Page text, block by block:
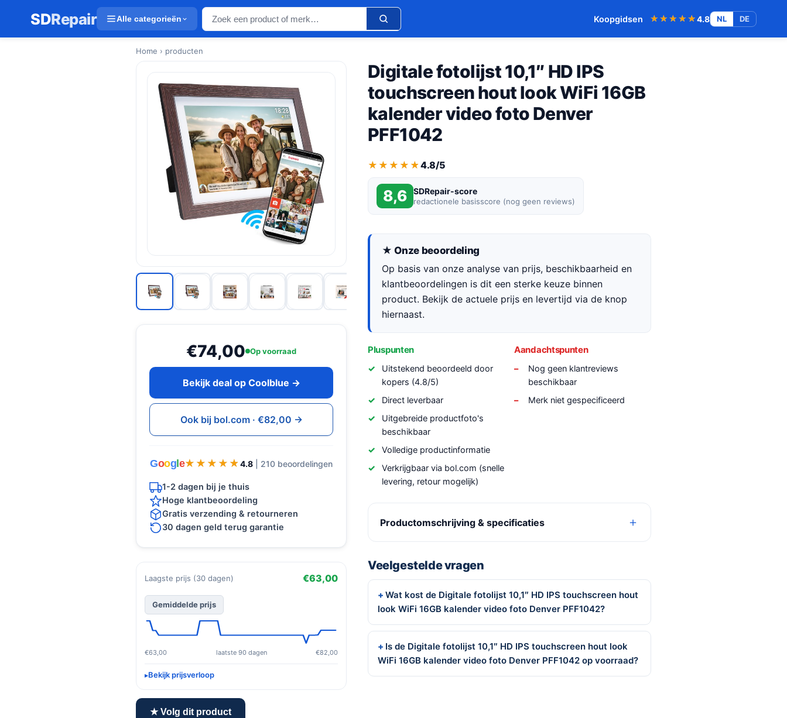
SDRepair Alle categorieën Koopgidsen ★★★★★
★★★★★4.8 NL DE
Home › producten
€74,00 Op voorraad
Bekijk deal op Coolblue →
Ook bij bol.com · €82,00 →
Goog e★★★★★
★★★★★ 4.8 | 210 beoordelingen
1-2 dagen bij je thuis
Hoge klantbeoordeling
Gratis verzending & retourneren
30 dagen geld terug garantie
Laagste prijs (30 dagen) €63,00
Gemiddelde prijs
€63,00 laatste 90 dagen €82,00
Bekijk prijsverloop
★ Volg dit product
Digitale fotolijst 10,1″ HD IPS
touchscreen hout look WiFi 16GB
kalender video foto Denver
PFF1042
★★★★★
★★★★★ 4.8/5
8,6 SDRepair-score
redactionele basisscore (nog geen reviews)
★ Onze beoordeling
Op basis van onze analyse van prijs, beschikbaarheid en
klantbeoordelingen is dit een sterke keuze binnen
product. Bekijk de actuele prijs en levertijd via de knop
hiernaast.
Pluspunten
Uitstekend beoordeeld door
kopers (4.8/5)
Direct leverbaar
Uitgebreide productfoto's
beschikbaar
Volledige productinformatie
Verkrijgbaar via bol.com (snelle
levering, retour mogelijk)
Aandachtspunten
Nog geen klantreviews
beschikbaar
Merk niet gespecificeerd
Productomschrijving & specificaties
Veelgestelde vragen
Wat kost de Digitale fotolijst 10,1″ HD IPS touchscreen hout
look WiFi 16GB kalender video foto Denver PFF1042?
Is de Digitale fotolijst 10,1″ HD IPS touchscreen hout look
WiFi 16GB kalender video foto Denver PFF1042 op voorraad?